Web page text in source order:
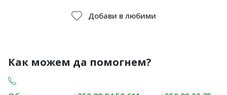
Добави в любими
Как можем да помогнем?